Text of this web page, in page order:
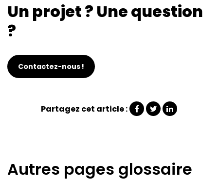
Un projet ? Une question
?
Contactez-nous !
Partagez cet article :
Autres pages glossaire